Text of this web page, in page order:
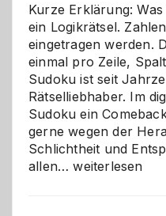
Kurze Erklärung:
ein Logikrätsel.
eingetragen werden.
einmal pro Zeile,
Sudoku ist seit
Rätselliebhaber. Im
Sudoku ein
gerne wegen der
Schlichtheit und
allen…Sudoku
weiterlesen